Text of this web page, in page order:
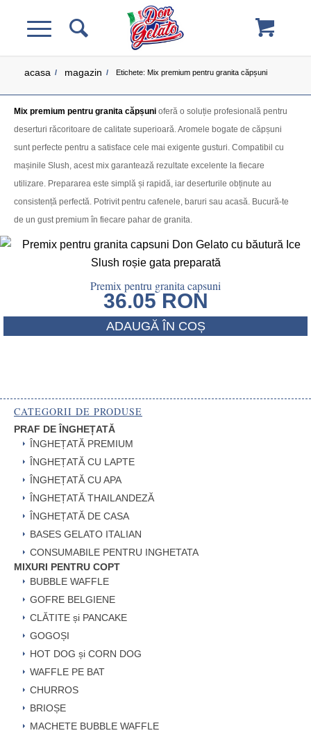
acasa / magazin / Etichete: Mix premium pentru granita căpșuni
Mix premium pentru granita căpșuni oferă o soluție profesională pentru
deserturi răcoritoare de calitate superioară. Aromele bogate de căpșuni
sunt perfecte pentru a satisface cele mai exigente gusturi. Compatibil cu
mașinile Slush, acest mix garantează rezultate excelente la fiecare
utilizare. Prepararea este simplă și rapidă, iar deserturile obținute au
consistență perfectă. Potrivit pentru cafenele, baruri sau acasă. Bucură-te
de un gust premium în fiecare pahar de granita.
Premix pentru granita capsuni
36.05 RON
ADAUGĂ ÎN COȘ
CATEGORII DE PRODUSE
PRAF DE ÎNGHEȚATĂ
ÎNGHEȚATĂ PREMIUM
ÎNGHEȚATĂ CU LAPTE
ÎNGHEȚATĂ CU APA
ÎNGHEȚATĂ THAILANDEZĂ
ÎNGHEȚATĂ DE CASA
BASES GELATO ITALIAN
CONSUMABILE PENTRU INGHETATA
MIXURI PENTRU COPT
BUBBLE WAFFLE
GOFRE BELGIENE
CLĂTITE și PANCAKE
GOGOȘI
HOT DOG și CORN DOG
WAFFLE PE BAT
CHURROS
BRIOȘE
MACHETE BUBBLE WAFFLE